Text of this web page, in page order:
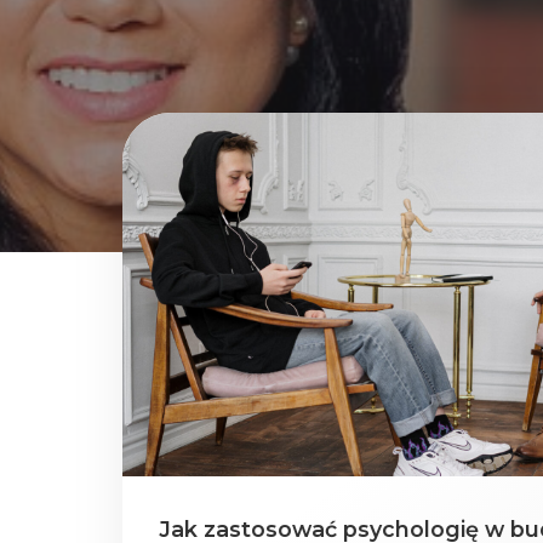
Jak zastosować psychologię w